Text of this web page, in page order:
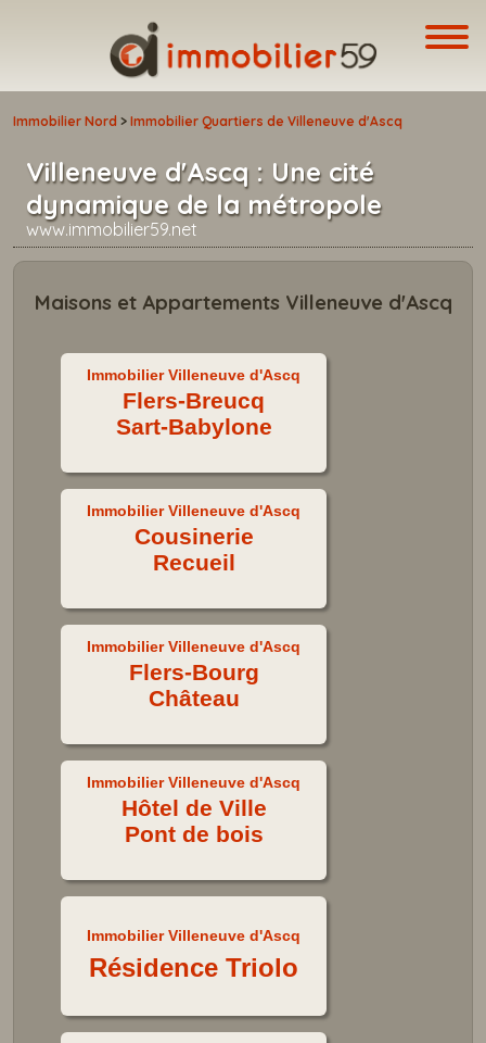
Immobilier Nord > Immobilier Quartiers de Villeneuve d'Ascq
Villeneuve d'Ascq : Une cité
dynamique de la métropole
www.immobilier59.net
Maisons et Appartements Villeneuve d'Ascq
Immobilier Villeneuve d'Ascq
Flers-Breucq
Sart-Babylone
Immobilier Villeneuve d'Ascq
Cousinerie
Recueil
Immobilier Villeneuve d'Ascq
Flers-Bourg
Château
Immobilier Villeneuve d'Ascq
Hôtel de Ville
Pont de bois
Immobilier Villeneuve d'Ascq
Résidence Triolo